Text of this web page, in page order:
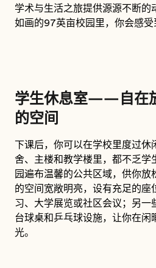
学术与生活之旅提供源源不断的
如画的97英亩校园里，你会感受
学生休息室——自在
的空间
下课后，你可以在学校里度过休
舍、主楼和教学楼里，都不乏学
园遍布温馨的公共区域，供你放
的空间宽敞明亮，设有充足的座
习、大学展览或社区会议；另一
台球桌和乒乓球设施，让你在闲
光。